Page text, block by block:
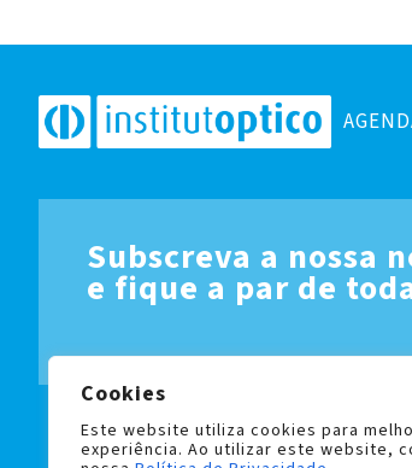
Cookies
Este website utiliza cookies para
experiência. Ao utilizar este website,
Subscreva a nossa
e fique a par de
LIVRO DE RECLAMAÇÕES POLÍTICA